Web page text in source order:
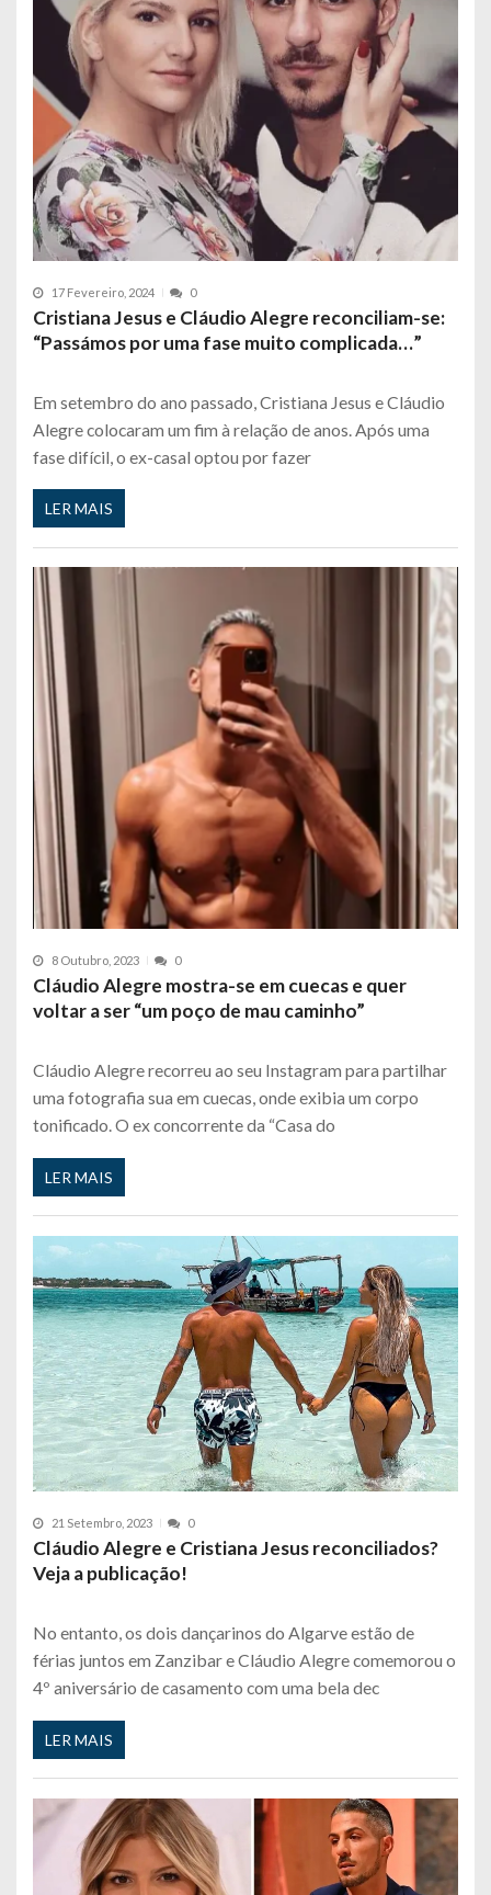
17 Fevereiro, 2024 0
Cristiana Jesus e Cláudio Alegre reconciliam-se:
“Passámos por uma fase muito complicada…”
Em setembro do ano passado, Cristiana Jesus e Cláudio
Alegre colocaram um fim à relação de anos. Após uma
fase difícil, o ex-casal optou por fazer
LER MAIS
8 Outubro, 2023 0
Cláudio Alegre mostra-se em cuecas e quer
voltar a ser “um poço de mau caminho”
Cláudio Alegre recorreu ao seu Instagram para partilhar
uma fotografia sua em cuecas, onde exibia um corpo
tonificado. O ex concorrente da “Casa do
LER MAIS
21 Setembro, 2023 0
Cláudio Alegre e Cristiana Jesus reconciliados?
Veja a publicação!
No entanto, os dois dançarinos do Algarve estão de
férias juntos em Zanzibar e Cláudio Alegre comemorou o
4º aniversário de casamento com uma bela dec
LER MAIS